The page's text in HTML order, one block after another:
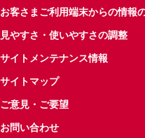
お客さまご利用端末からの情報
見やすさ・使いやすさの調整
サイトメンテナンス情報
サイトマップ
ご意見・ご要望
お問い合わせ